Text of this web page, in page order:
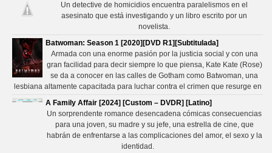
Un detective de homicidios encuentra paralelismos en el
asesinato que está investigando y un libro escrito por un
novelista.
Batwoman: Season 1 [2020][DVD R1][Subtitulada]
Armada con una enorme pasión por la justicia social y con una
gran facilidad para decir siempre lo que piensa, Kate Kate (Rose)
se da a conocer en las calles de Gotham como Batwoman, una
lesbiana altamente capacitada para luchar contra el crimen que resurge en
A Family Affair [2024] [Custom – DVDR] [Latino]
Un sorprendente romance desencadena cómicas consecuencias
para una joven, su madre y su jefe, una estrella de cine, que
habrán de enfrentarse a las complicaciones del amor, el sexo y la
identidad.